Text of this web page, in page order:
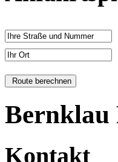
Bernklau
Kontakt